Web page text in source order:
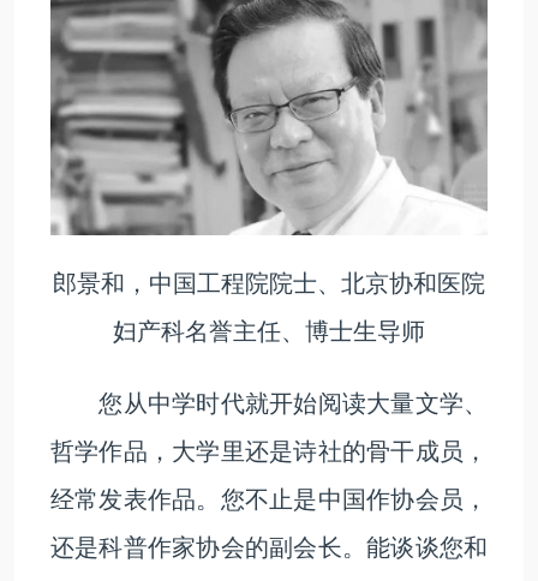
郎景和，中国工程院院士、北京协和医院
妇产科名誉主任、博士生导师
您从中学时代就开始阅读大量文学、
哲学作品，大学里还是诗社的骨干成员，
经常发表作品。您不止是中国作协会员，
还是科普作家协会的副会长。能谈谈您和